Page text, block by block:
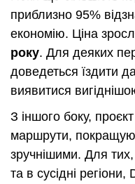
приблизно 95%
економію. Ціна
року. Для деяких
доведеться їздити
виявитися
З іншого боку,
маршрути,
зручнішими. Для тих,
та в сусідні